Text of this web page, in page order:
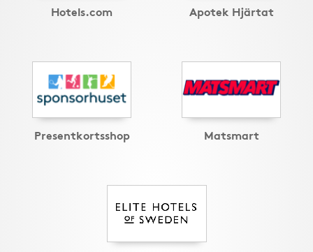
Hotels.com Apotek Hjärtat
Presentkortsshop Matsmart